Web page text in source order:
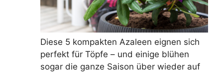
Diese 5 kompakten Azaleen eignen sich
perfekt für Töpfe – und einige blühen
sogar die ganze Saison über wieder auf